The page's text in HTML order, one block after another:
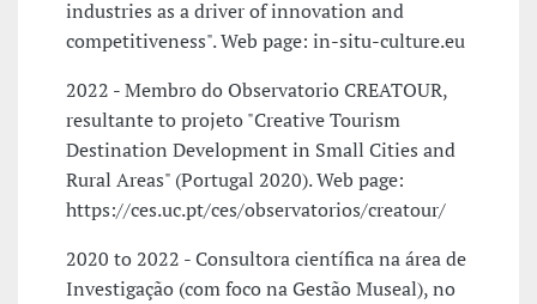
industries as a driver of innovation and
competitiveness". Web page: in-situ-culture.eu
2022 - Membro do Observatorio CREATOUR,
resultante to projeto "Creative Tourism
Destination Development in Small Cities and
Rural Areas" (Portugal 2020). Web page:
https://ces.uc.pt/ces/observatorios/creatour/
2020 to 2022 - Consultora científica na área de
Investigação (com foco na Gestão Museal), no